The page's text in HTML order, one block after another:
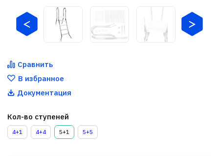
Сравнить
В избранное
Документация
Кол-во ступеней
4+1 4+4 5+1 5+5